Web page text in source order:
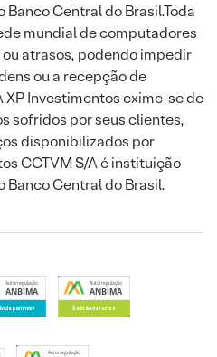
Central do Brasil.Toda
mundial de computadores
atrasos, podendo impedir
ou a recepção de
Investimentos exime-se de
sofridos por seus clientes,
disponibilizados por
CCTVM S/A é instituição
Banco Central do Brasil.